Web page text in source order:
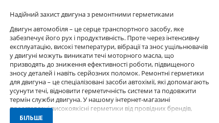
Надійний захист двигуна з ремонтними герметиками
Двигун автомобіля – це серце транспортного засобу, яке
забезпечує його рух і продуктивність. Проте через інтенсивну
експлуатацію, високі температури, вібрації та знос ущільнювачів
у двигуні можуть виникати течі моторного масла, що
призводять до зниження ефективності роботи, підвищеного
зносу деталей і навіть серйозних поломок. Ремонтні герметики
для двигуна – це спеціалізовані засоби автохімії, які допомагають
усунути течі, відновити герметичність системи та подовжити
термін служби двигуна. У нашому інтернет-магазині
представлені високоякісні герметики від провідних брендів,
таких як MOTUL, NOWAX, VERSACHEM, WYNN'S, CORTECO, ELRING
БІЛЬШЕ